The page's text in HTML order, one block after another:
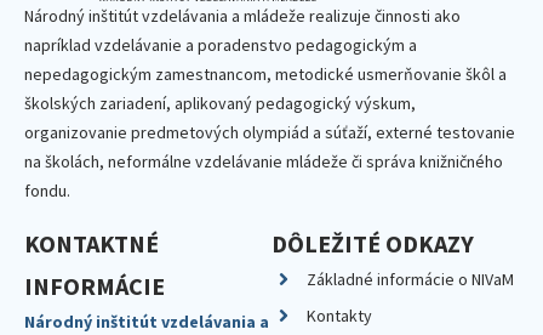
Národný inštitút vzdelávania a mládeže realizuje činnosti ako
napríklad vzdelávanie a poradenstvo pedagogickým a
nepedagogickým zamestnancom, metodické usmerňovanie škôl a
školských zariadení, aplikovaný pedagogický výskum,
organizovanie predmetových olympiád a súťaží, externé testovanie
na školách, neformálne vzdelávanie mládeže či správa knižničného
fondu.
KONTAKTNÉ
INFORMÁCIE
Národný inštitút vzdelávania a
DÔLEŽITÉ ODKAZY
Základné informácie o NIVaM
Kontakty